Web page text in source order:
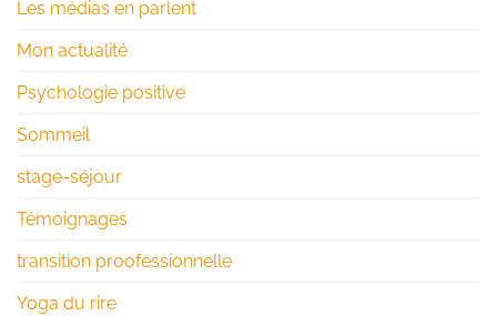
Les médias en parlent
Mon actualité
Psychologie positive
Sommeil
stage-séjour
Témoignages
transition proofessionnelle
Yoga du rire